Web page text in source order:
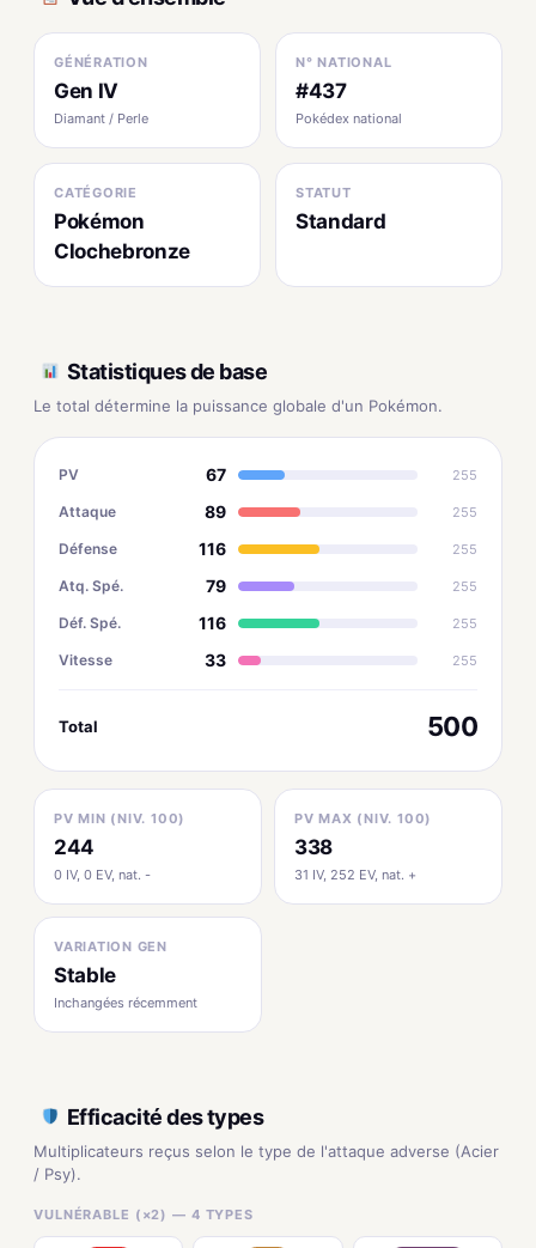
GÉNÉRATION
Gen IV
Diamant / Perle
N° NATIONAL
#437
Pokédex national
CATÉGORIE
Pokémon
Clochebronze
STATUT
Standard
Statistiques de base
Le total détermine la puissance globale d'un Pokémon.
PV 67 255
Attaque 89 255
Défense 116 255
Atq. Spé. 79 255
Déf. Spé. 116 255
Vitesse 33 255
Total 500
PV MIN (NIV. 100)
244
0 IV, 0 EV, nat. -
PV MAX (NIV. 100)
338
31 IV, 252 EV, nat. +
VARIATION GEN
Stable
Inchangées récemment
Efficacité des types
Multiplicateurs reçus selon le type de l'attaque adverse (Acier
/ Psy).
VULNÉRABLE (×2) — 4 TYPES